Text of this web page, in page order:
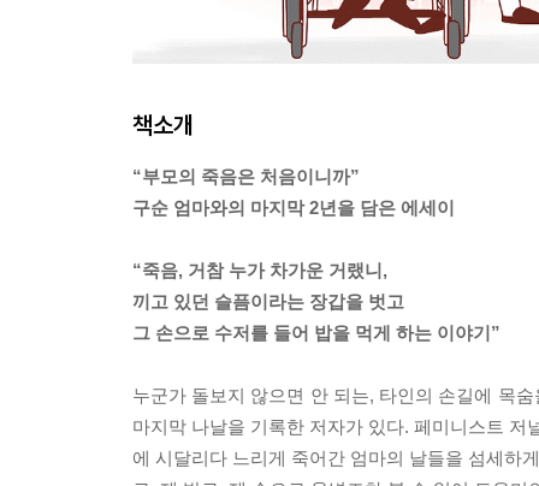
책소개
“부모의 죽음은 처음이니까”
구순 엄마와의 마지막 2년을 담은 에세이
“죽음, 거참 누가 차가운 거랬니,
끼고 있던 슬픔이라는 장갑을 벗고
그 손으로 수저를 들어 밥을 먹게 하는 이야기”
누군가 돌보지 않으면 안 되는, 타인의 손길에 목
마지막 나날을 기록한 저자가 있다. 페미니스트
에 시달리다 느리게 죽어간 엄마의 날들을 섬세하